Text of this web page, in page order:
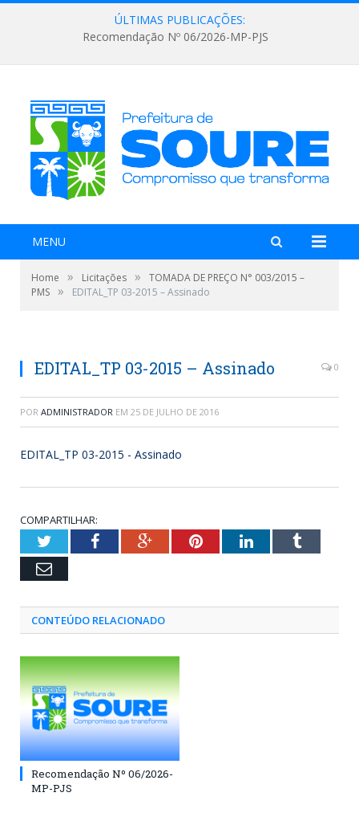
ÚLTIMAS PUBLICAÇÕES:
Recomendação Nº 06/2026-MP-PJS
MENU
Home » Licitações »
TOMADA DE PREÇO N° 003/2015 –
PMS » EDITAL_TP 03-2015 – Assinado
EDITAL_TP 03-2015 – Assinado 0
POR ADMINISTRADOR EM 25 DE JULHO DE 2016
EDITAL_TP 03-2015 - Assinado
COMPARTILHAR:
TwitterFacebookGoogle+PinterestLinkedInTumblr
Email
CONTEÚDO RELACIONADO
Recomendação Nº 06/2026-
MP-PJS